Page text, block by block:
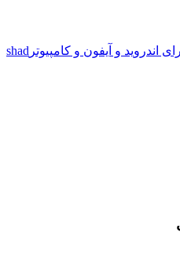
اندروید و آیفون و کامپیوتر shad